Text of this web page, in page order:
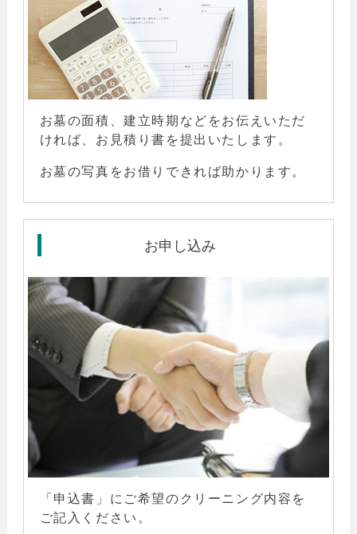
お墓の面積、建立時期などをお伝えいただ
ければ、お見積り書を提出いたします。
お墓の写真をお借りできれば助かります。
お申し込み
「 申込書 」にご希望のクリーニング内容を
ご記入 ください。